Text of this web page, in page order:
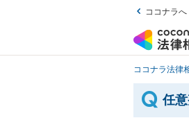
ココナラへ
ココナラ法律
任